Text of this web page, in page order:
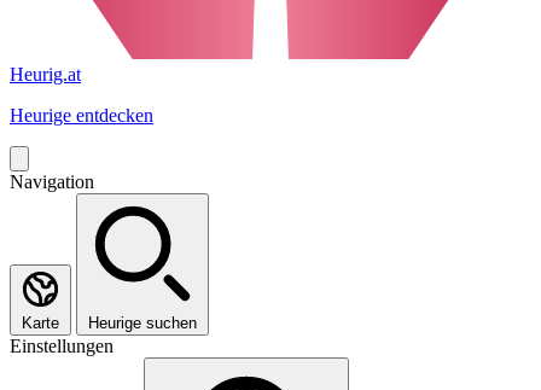
Heurig.at
Heurige entdecken
Navigation
Karte Heurige suchen
Einstellungen